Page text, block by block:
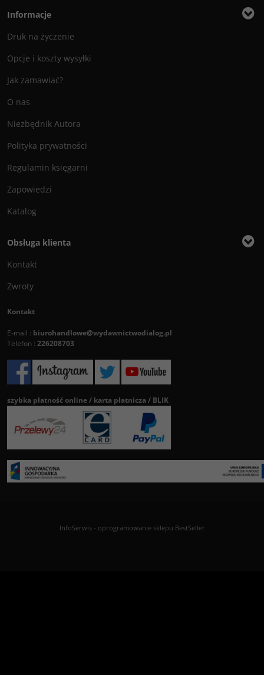
Informacje
Druk na życzenie
Opcje i koszty wysyłki
Jak zamawiać?
O nas
Niezbędnik Autora
Polityka prywatności
Regulamin księgarni
Zapowiedzi
Katalog
Obsługa klienta
Kontakt
Zwroty
Kontakt
E-mail : biurohandlowe@wydawnictwodialog.pl
Telefon : 226208703
szybka płatność online / karta płatnicza / BLIK
InfoSerwis- oprogramowanie sklepu BestSeller